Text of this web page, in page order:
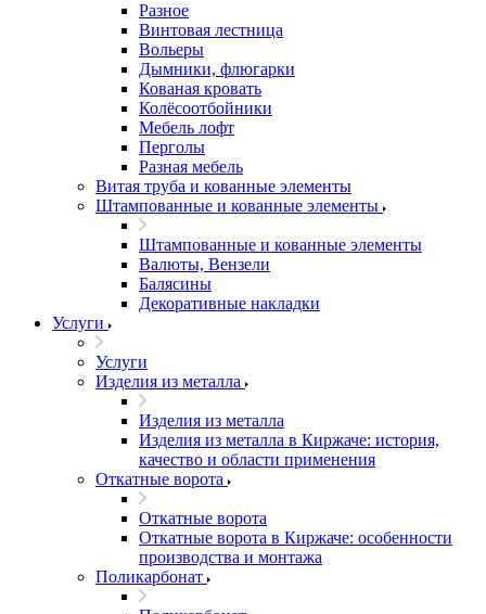
Разное
Винтовая лестница
Вольеры
Дымники, флюгарки
Кованая кровать
Колёсоотбойники
Мебель лофт
Перголы
Разная мебель
Витая труба и кованные элементы
Штампованные и кованные элементы
Штампованные и кованные элементы
Валюты, Вензели
Балясины
Декоративные накладки
Услуги
Услуги
Изделия из металла
Изделия из металла
Изделия из металла в Киржаче: история,
качество и области применения
Откатные ворота
Откатные ворота
Откатные ворота в Киржаче: особенности
производства и монтажа
Поликарбонат